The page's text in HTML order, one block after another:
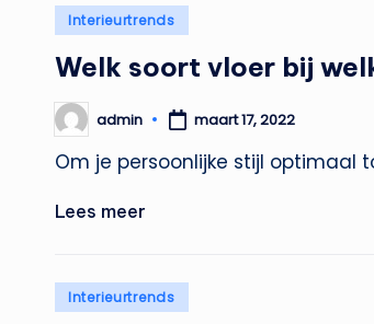
Geplaatst
Interieurtrends
Welk soort vloer bij
Geplaatst
door
admin maart 17, 2022
Om je persoonlijke stijl optimaal
Lees meer
Geplaatst
Interieurtrends